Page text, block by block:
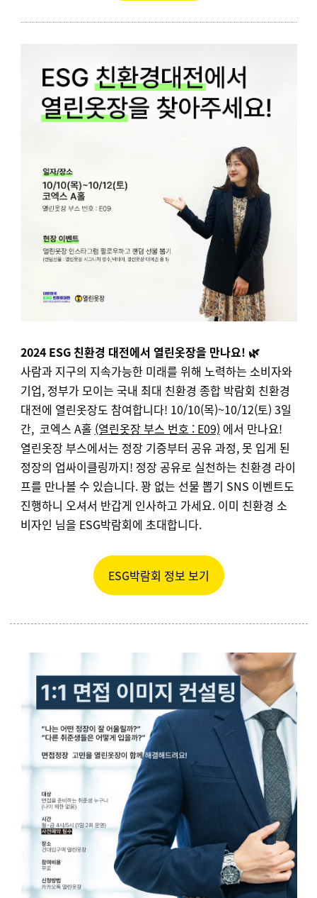
2024 ESG 친환경 대전에서 열린옷장을 만나요! 🌿
사람과 지구의 지속가능한 미래를 위해 노력하는 소비자와
기업, 정부가 모이는 국내 최대 친환경 종합 박람회 친환경
대전에 열린옷장도 참여합니다! 10/10(목)~10/12(토) 3일
간, 코엑스 A홀 (열린옷장 부스 번호 : E09) 에서 만나요!
열린옷장 부스에서는 정장 기증부터 공유 과정, 못 입게 된
정장의 업싸이클링까지! 정장 공유로 실천하는 친환경 라이
프를 만나볼 수 있습니다. 꽝 없는 선물 뽑기 SNS 이벤트도
진행하니 오셔서 반갑게 인사하고 가세요. 이미 친환경 소
비자인 님을 ESG박람회에 초대합니다.
ESG박람회 정보 보기